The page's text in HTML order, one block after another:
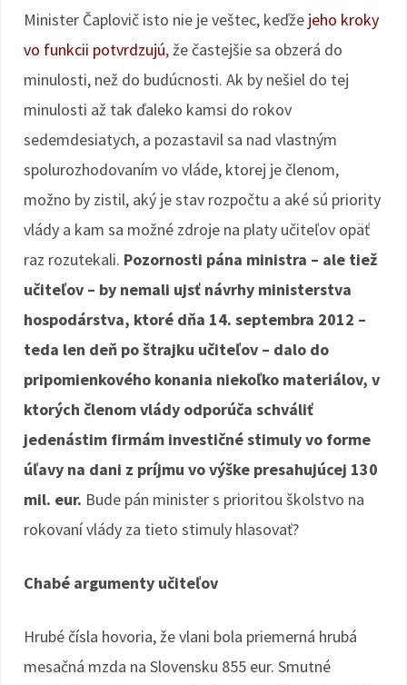
Minister Čaplovič isto nie je veštec, keďže jeho kroky
vo funkcii potvrdzujú, že častejšie sa obzerá do
minulosti, než do budúcnosti. Ak by nešiel do tej
minulosti až tak ďaleko kamsi do rokov
sedemdesiatych, a pozastavil sa nad vlastným
spolurozhodovaním vo vláde, ktorej je členom,
možno by zistil, aký je stav rozpočtu a aké sú priority
vlády a kam sa možné zdroje na platy učiteľov opäť
raz rozutekali. Pozornosti pána ministra – ale tiež
učiteľov – by nemali ujsť návrhy ministerstva
hospodárstva, ktoré dňa 14. septembra 2012 –
teda len deň po štrajku učiteľov – dalo do
pripomienkového konania niekoľko materiálov, v
ktorých členom vlády odporúča schváliť
jedenástim firmám investičné stimuly vo forme
úľavy na dani z príjmu vo výške presahujúcej 130
mil. eur. Bude pán minister s prioritou školstvo na
rokovaní vlády za tieto stimuly hlasovať?
Chabé argumenty učiteľov
Hrubé čísla hovoria, že vlani bola priemerná hrubá
mesačná mzda na Slovensku 855 eur. Smutné